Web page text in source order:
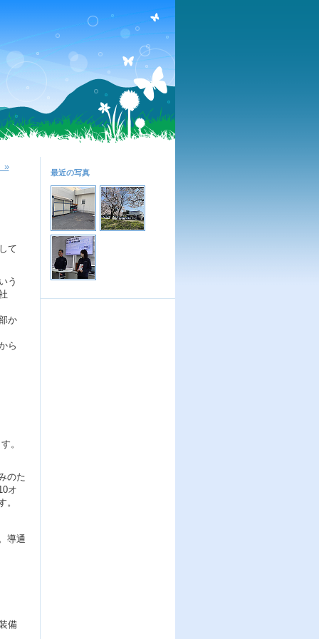
»
て
う
か
ら
。
のた
オ
。
導通
備
最近の写真